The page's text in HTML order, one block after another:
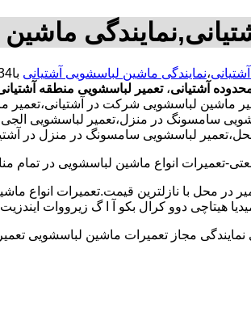
،نمایندگی ماشین لباسشویی آشتیانی
آشتیانی، تعمیر لباسشویی منطقه
لباسشویی شرکت در آشتیانی،تعمیر
سامسونگ در منزل،تعمیر لباسشویی
لباسشویی سامسونگ در منزل در
انواع ماشین لباسشویی در تمام
در محل با نازلترین قیمت.تعمیرات انواع
هیتاچی دوو کرال بکو آ ا گ زیرووات
نمایندگی مجاز تعمیرات ماشین لباسشویی